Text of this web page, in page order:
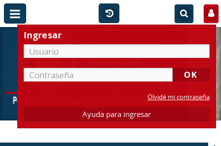
Ingresar
Olvidé mi contraseña
Ayuda para ingresar